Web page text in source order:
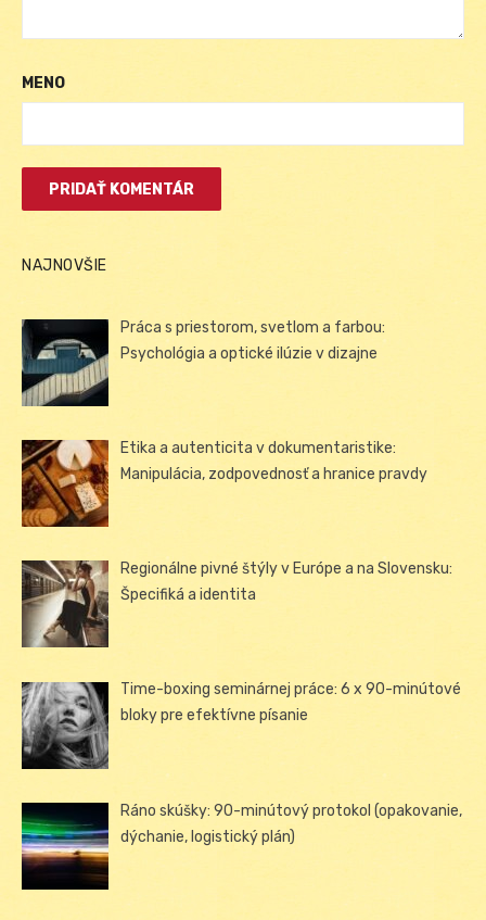
MENO
NAJNOVŠIE
Práca s priestorom, svetlom a farbou:
Psychológia a optické ilúzie v dizajne
Etika a autenticita v dokumentaristike:
Manipulácia, zodpovednosť a hranice pravdy
Regionálne pivné štýly v Európe a na Slovensku:
Špecifiká a identita
Time-boxing seminárnej práce: 6 x 90-minútové
bloky pre efektívne písanie
Ráno skúšky: 90-minútový protokol (opakovanie,
dýchanie, logistický plán)